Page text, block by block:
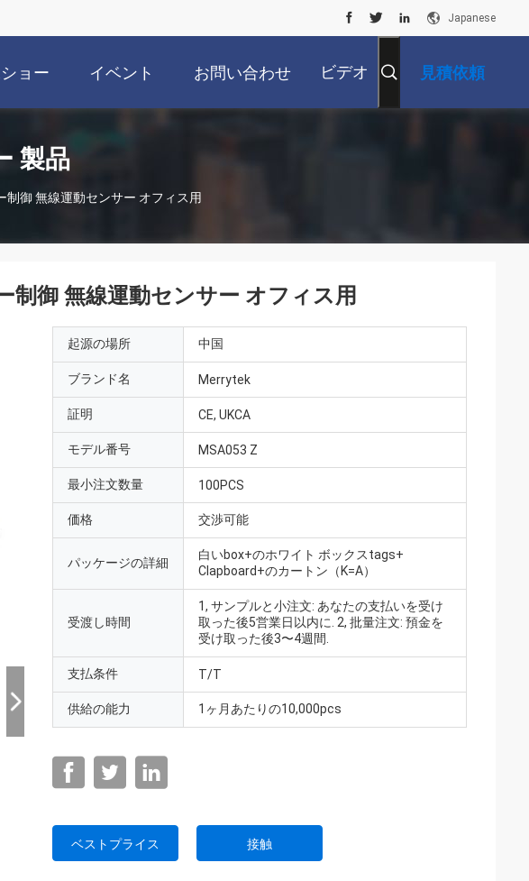
Japanese
ョー イベント お問い合わせ ビデオ 見積依頼
製品
制御 無線運動センサー オフィス用
制御 無線運動センサー オフィス用
起源の場所 中国
ブランド名 Merrytek
証明 CE, UKCA
モデル番号 MSA053 Z
最小注文数量 100PCS
価格 交渉可能
パッケージの詳細
白いbox+のホワイト ボックスtags+
Clapboard+のカートン（K=A）
受渡し時間
1, サンプルと小注文: あなたの支払いを受け
取った後5営業日以内に. 2, 批量注文: 預金を
受け取った後3〜4週間.
支払条件 T/T
供給の能力 1ヶ月あたりの10,000pcs
ベストプライス 接触